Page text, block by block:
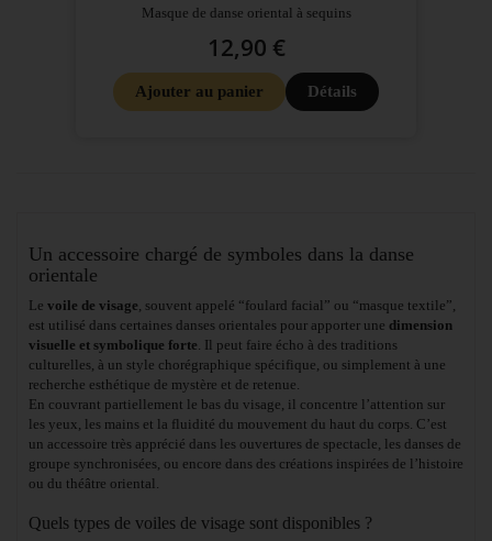
Masque de danse oriental à sequins
12,90 €
Ajouter au panier Détails
Un accessoire chargé de symboles dans la danse
orientale
Le voile de visage , souvent appelé “foulard facial” ou “masque textile”,
est utilisé dans certaines danses orientales pour apporter une dimension
visuelle et symbolique forte . Il peut faire écho à des traditions
culturelles, à un style chorégraphique spécifique, ou simplement à une
recherche esthétique de mystère et de retenue.
En couvrant partiellement le bas du visage, il concentre l’attention sur
les yeux, les mains et la fluidité du mouvement du haut du corps. C’est
un accessoire très apprécié dans les ouvertures de spectacle, les danses de
groupe synchronisées, ou encore dans des créations inspirées de l’histoire
ou du théâtre oriental.
Quels types de voiles de visage sont disponibles ?